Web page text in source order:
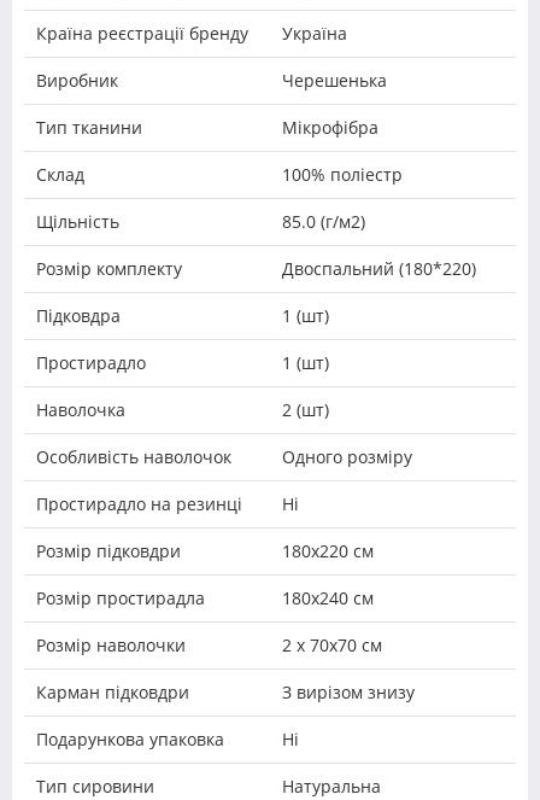
Країна реєстрації бренду Україна
Виробник Черешенька
Тип тканини Мікрофібра
Склад 100% поліестр
Щільність 85.0 (г/м2)
Розмір комплекту Двоспальний (180*220)
Підковдра 1 (шт)
Простирадло 1 (шт)
Наволочка 2 (шт)
Особливість наволочок Одного розміру
Простирадло на резинці Ні
Розмір підковдри 180х220 см
Розмір простирадла 180x240 см
Розмір наволочки 2 х 70х70 см
Карман підковдри З вирізом знизу
Подарункова упаковка Ні
Тип сировини Натуральна